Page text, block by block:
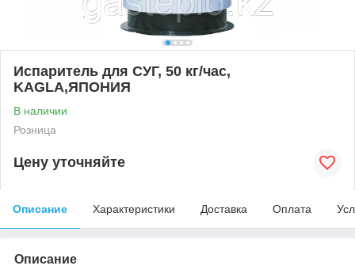
Испаритель для СУГ, 50 кг/час,
KAGLA,ЯПОНИЯ
В наличии
Розница
Цену уточняйте
Описание Характеристики Доставка Оплата
Описание